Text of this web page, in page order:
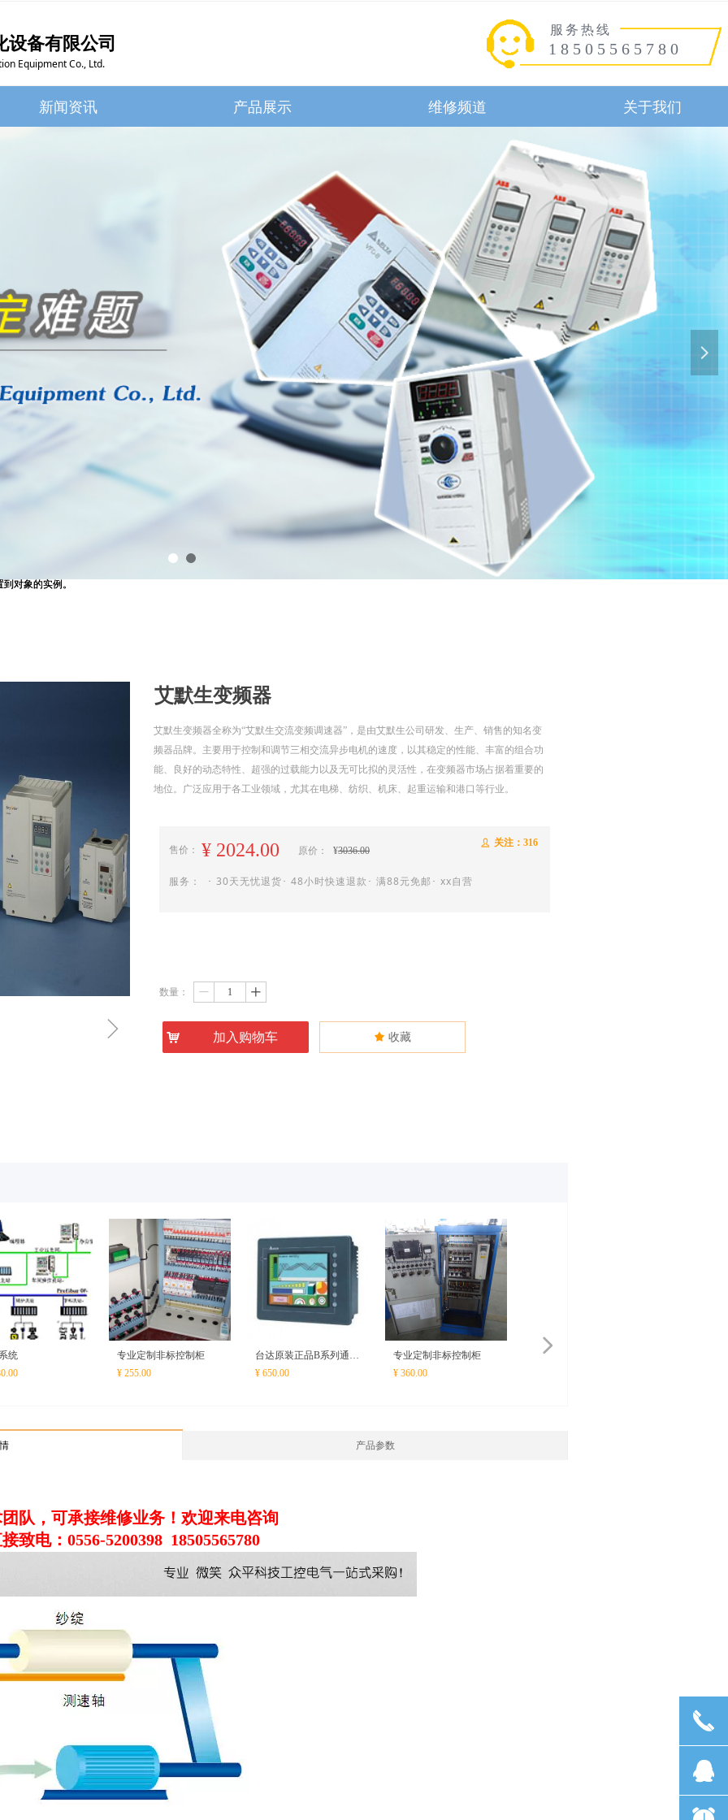
设备有限公司
Equipment Co., Ltd.
服务热线
18505565780
新闻资讯 产品展示 维修频道 关于我们
넲
ꁇ
艾默生变频器
艾默生变频器全称为“艾默生交流变频调速器”，是由艾默生公司研发、生产、销售的知名变
频器品牌。主要用于控制和调节三相交流异步电机的速度，以其稳定的性能、丰富的组合功
能、良好的动态特性、超强的过载能力以及无可比拟的灵活性，在变频器市场占据着重要的
地位。广泛应用于各工业领域，尤其在电梯、纺织、机床、起重运输和港口等行业。
售价： ¥ 2024.00 原价： ¥3036.00
ꄑ 关注： 316
服务： ･ 30天无忧退货･ 48小时快速退款･ 满88元免邮･ xx自营
끄 收藏
数量： ꄷ ꄸ
产品参数
队，可承接维修业务！欢迎来电咨询
致电：0556-5200398 18505565780
统
专业定制非标控制柜
¥ 255.00
台达原装正品B系列通用
型人机界面触摸屏DOP-
¥ 650.00
专业定制非标控制柜
¥ 360.00
넲
到对象的实例。
낙 加入购物车
到对象的实例。
끅
뀩